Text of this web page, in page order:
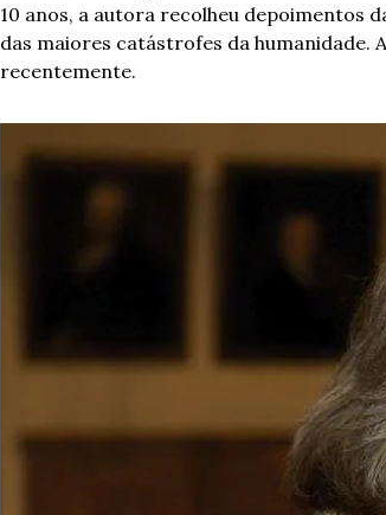
10 anos, a autora recolheu depoimentos
das maiores catástrofes da humanidade.
recentemente.